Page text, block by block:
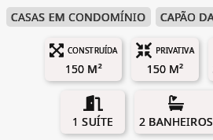
CASAS EM CONDOMÍNIO CAPÃO
CONSTRUÍDA
150 M²
PRIVATIVA
150 M²
1 SUÍTE 2 BANHEIROS